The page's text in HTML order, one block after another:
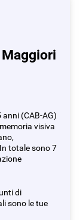
(CAB-AG)
visiva
totale sono 7
di
sono le tue